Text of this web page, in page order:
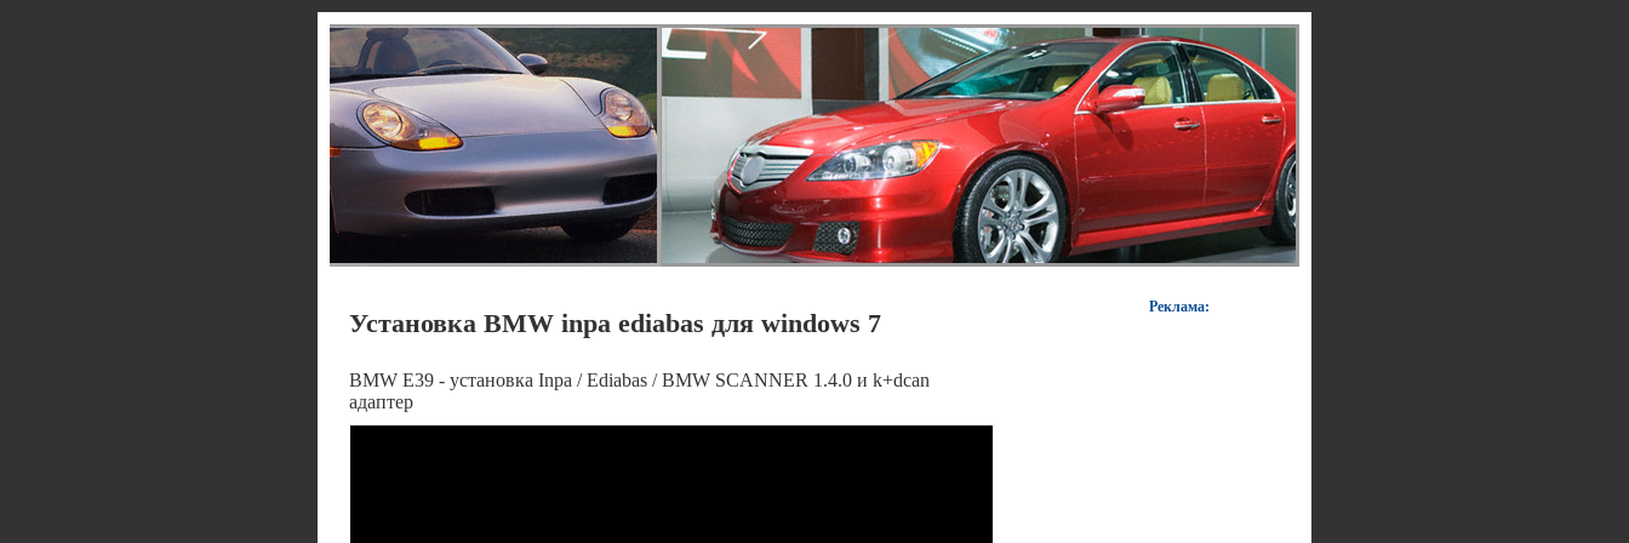
Установка BMW inpa ediabas для windows 7
BMW E39 - установка Inpa / Ediabas / BMW SCANNER 1.4.0 и k+dcan
адаптер
Реклама: